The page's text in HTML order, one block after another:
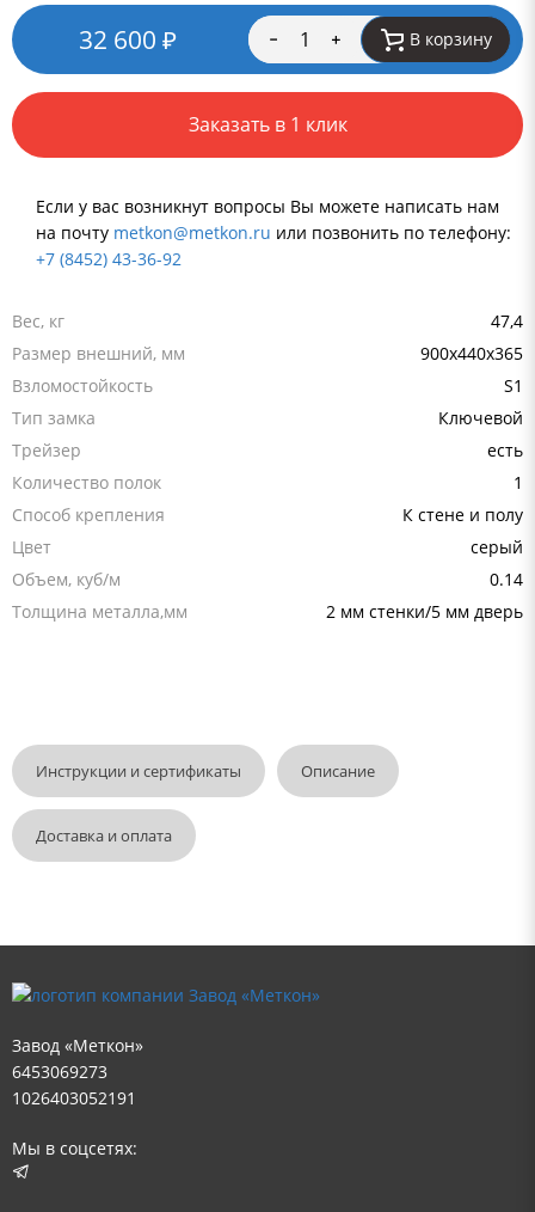
32 600 ₽ В корзину
Заказать в 1 клик
Если у вас возникнут вопросы Вы можете написать нам
на почту metkon@metkon.ru или позвонить по телефону:
+7 (8452) 43-36-92
Вес, кг
47,4
Размер внешний, мм
900x440x365
Взломостойкость
S1
Тип замка
Ключевой
Трейзер
есть
Количество полок
1
Способ крепления
К стене и полу
Цвет
серый
Объем, куб/м
0.14
Толщина металла,мм
2 мм стенки/5 мм дверь
Инструкции и сертификаты Описание
Доставка и оплата
Завод «Меткон»
6453069273
1026403052191
Мы в соцсетях: